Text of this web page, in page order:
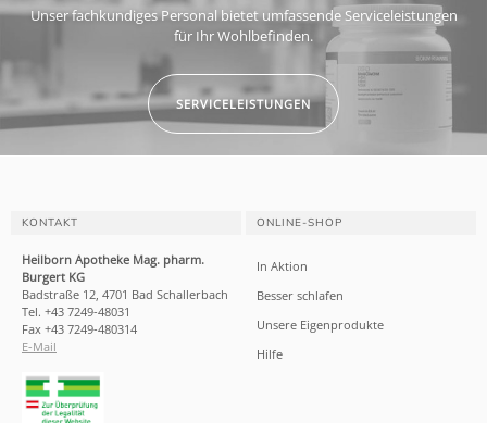
Unser fachkundiges Personal bietet umfassende Serviceleistungen
für Ihr Wohlbefinden.
SERVICELEISTUNGEN
KONTAKT
Heilborn Apotheke Mag. pharm.
Burgert KG
Badstraße 12, 4701 Bad Schallerbach
Tel. +43 7249-48031
Fax +43 7249-480314
E-Mail
ONLINE-SHOP
In Aktion
Besser schlafen
Unsere Eigenprodukte
Hilfe